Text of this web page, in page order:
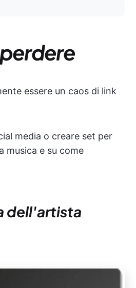
essere un caos di link
media o creare set per
musica e su come
dell'artista